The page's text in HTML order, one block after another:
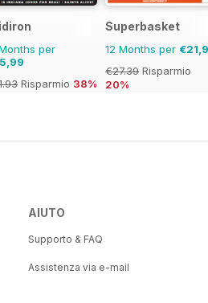
per
Risparmio 38%
Superbasket
12 Months per
€27.39 Risparmio
20%
AIUTO
Supporto & FAQ
Assistenza via e-mail